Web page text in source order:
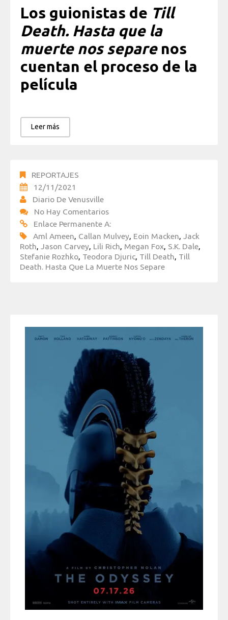
Los guionistas de Till
Death. Hasta que la
muerte nos separenos
cuentan el proceso de la
película
Leer más
REPORTAJES
12/11/2021
Diario De Venusville
No Hay Comentarios
Enlace Permanente A:
Aml Ameen Callan Mulvey Eoin Macken
Jack
Roth
Jason Carvey Lili Rich Megan Fox S.K. Dale
Stefanie Rozhko Teodora Djuric Till Death Till
Death. Hasta Que La Muerte Nos Separe